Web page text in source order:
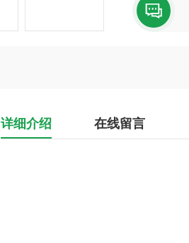
详细介绍 在线留言